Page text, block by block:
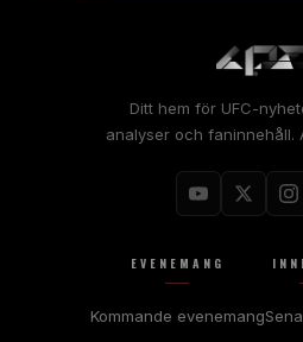
Ditt hem för UFC-
analyser och faninnehåll.
EVENEMANG
Kommande evenemang